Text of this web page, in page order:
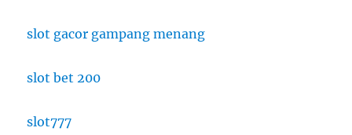
slot gacor gampang menang
slot bet 200
slot777